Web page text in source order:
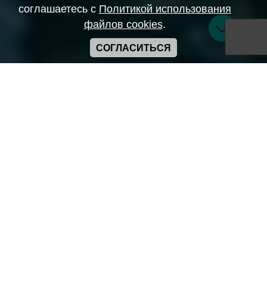
соглашаетесь с Политикой использования
файлов cookies.
СОГЛАСИТЬСЯ